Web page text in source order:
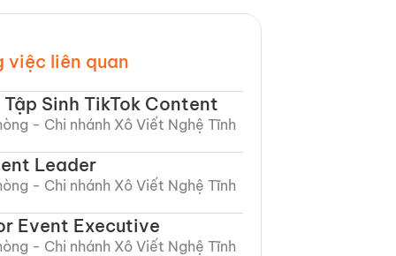
việc liên quan
Tập Sinh TikTok Content
- Chi nhánh Xô Viết Nghệ Tĩnh​
Leader
- Chi nhánh Xô Viết Nghệ Tĩnh​
Event Executive
- Chi nhánh Xô Viết Nghệ Tĩnh​